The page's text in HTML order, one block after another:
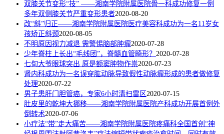
双膝关节变形“技” ——湘南学院附属医院骨一科成功修复一例
多年双侧膝关节严重变形患者2020-08-20
改“斜”归正——湘南学院附属医院医疗美容科成功为一名11岁女
孩矫正斜颈2020-08-05
不明原因视力减退 需警惕脑部肿瘤2020-07-28
少年脊柱上长出“毛线团”，脊髓血管畸形？ 2020-07-28
七旬大爷眼球突出 原是额窦肿物作祟2020-07-23
肾内科成功为一名误穿肱动脉导致假性动脉瘤形成的患者做修复
处理2020-07-22
男子患肝门胆管癌，专家6小时清扫雷区 2020-07-15
肚皮里的乾坤大挪移——湘南学院附属医院产科成功开展首例外
倒转术2020-07-06
小疗法“带”走大痛苦——湘南学院附属医院疼痛科全国首创“神